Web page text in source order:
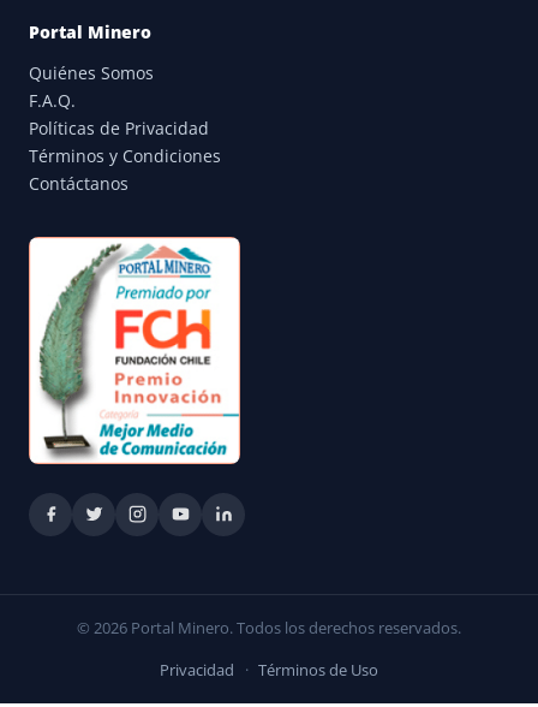
Portal Minero
Quiénes Somos
F.A.Q.
Políticas de Privacidad
Términos y Condiciones
Contáctanos
© 2026 Portal Minero. Todos los derechos reservados.
Privacidad · Términos de Uso